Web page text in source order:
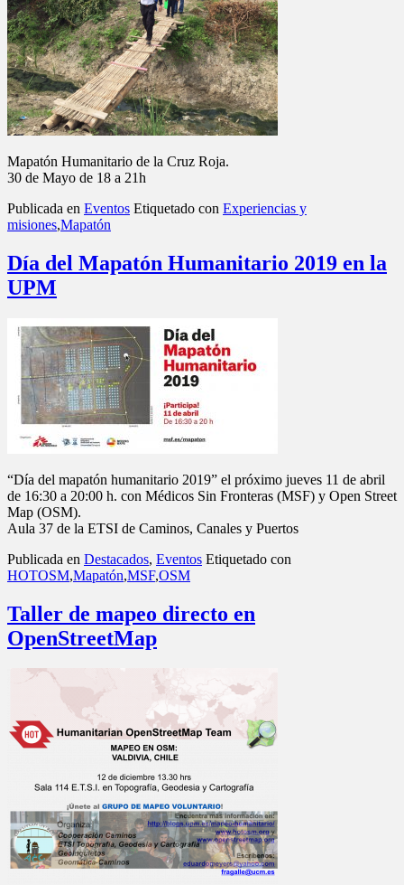
Mapatón Humanitario de la Cruz Roja.
30 de Mayo de 18 a 21h
Publicada en Eventos Etiquetado con Experiencias y
misiones,Mapatón
Día del Mapatón Humanitario 2019 en la
UPM
“Día del mapatón humanitario 2019” el próximo jueves 11 de abril
de 16:30 a 20:00 h. con Médicos Sin Fronteras (MSF) y Open Street
Map (OSM).
Aula 37 de la ETSI de Caminos, Canales y Puertos
Publicada en Destacados, Eventos Etiquetado con
HOTOSM,Mapatón,MSF,OSM
Taller de mapeo directo en
OpenStreetMap